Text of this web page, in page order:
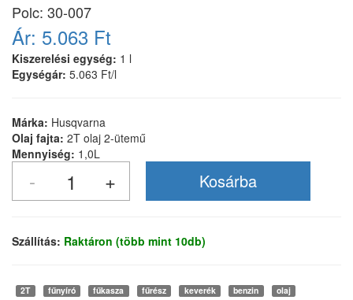
Polc: 30-007
Ár: 5.063 Ft
Kiszerelési egység: 1 l
Egységár: 5.063 Ft/l
Márka: Husqvarna
Olaj fajta: 2T olaj 2-ütemű
Mennyiség: 1,0L
Szállítás: Raktáron (több mint 10db)
2T fűnyíró fűkasza fűrész keverék benzin
olaj